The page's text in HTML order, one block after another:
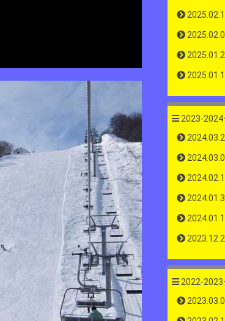
2023-2024
2022-2023